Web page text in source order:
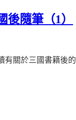
後隨筆（1）
有關於三國書籍後